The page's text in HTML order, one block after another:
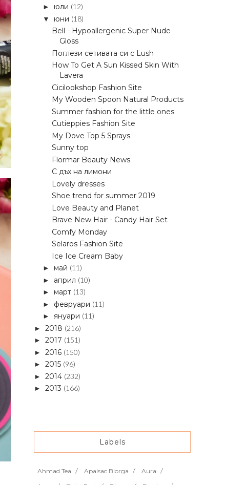
► юли (12)
▼ юни (18)
Bell - Hypoallergenic Super Nude
Gloss
Поглези сетивата си с Lush
How To Get A Sun Kissed Skin With
Lavera
Cicilookshop Fashion Site
My Wooden Spoon Natural Products
Summer fashion for the little ones
Cutieppies Fashion Site
My Dove Top 5 Sprays
Sunny top
Flormar Beauty News
С дъх на лимони
Lovely dresses
Shoe trend for summer 2019
Love Beauty and Planet
Brave New Hair - Candy Hair Set
Comfy Monday
Selaros Fashion Site
Ice Ice Cream Baby
► май (11)
► април (10)
► март (13)
► февруари (11)
► януари (11)
► 2018 (216)
► 2017 (151)
► 2016 (150)
► 2015 (96)
► 2014 (232)
► 2013 (166)
Labels
Ahmad Tea Apaisac Biorga
Aura